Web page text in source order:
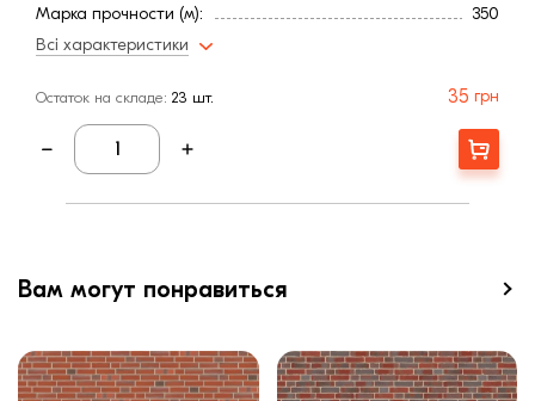
Марка прочности (м):
350
Водопоглощение,< (%):
Всі характеристики
Остаток на складе: 23 шт. 35 грн
Купити
Вам могут понравиться